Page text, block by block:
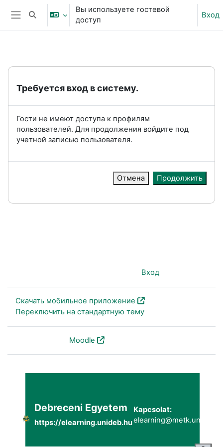
Перейти к основному содержанию
Боковая панель
Изменить данные поисковой строки
Вы используете гостевой
доступ
Вход
Требуется вход в систему.
Гости не имеют доступа к профилям
пользователей. Для продолжения войдите под
учетной записью пользователя.
Отмена Продолжить
Вход
Скачать мобильное приложение
Переключить на стандартную тему
Moodle
Debreceni Egyetem
https://elearning.unideb.hu
Kapcsolat: